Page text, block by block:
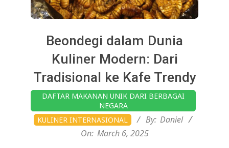
Beondegi dalam Dunia
Kuliner Modern: Dari
Tradisional ke Kafe Trendy
2025-
06
DAFTAR MAKANAN UNIK DARI BERBAGAI
NEGARA
KULINER INTERNASIONAL
By: Daniel
On: March 6, 2025